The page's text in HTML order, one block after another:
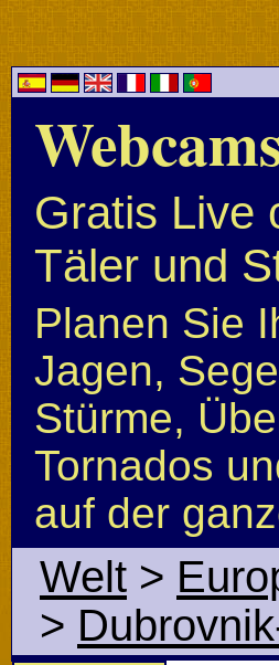
Gratis Live
Täler und
Planen Sie
Jagen,
Stürme,
Tornados
auf der
Welt >
>